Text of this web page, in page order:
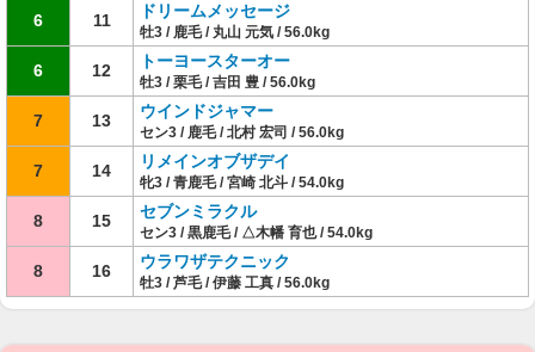
6 11 ドリームメッセージ
牡3 / 鹿毛 / 丸山 元気 / 56.0kg
6 12 トーヨースターオー
牡3 / 栗毛 / 吉田 豊 / 56.0kg
7 13 ウインドジャマー
セン3 / 鹿毛 / 北村 宏司 / 56.0kg
7 14 リメインオブザデイ
牝3 / 青鹿毛 / 宮崎 北斗 / 54.0kg
8 15 セブンミラクル
セン3 / 黒鹿毛 / △木幡 育也 / 54.0kg
8 16 ウラワザテクニック
牡3 / 芦毛 / 伊藤 工真 / 56.0kg